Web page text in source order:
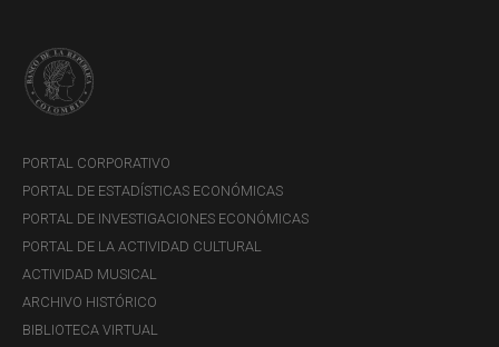
PORTAL CORPORATIVO
PORTAL DE ESTADÍSTICAS ECONÓMICAS
PORTAL DE INVESTIGACIONES ECONÓMICAS
PORTAL DE LA ACTIVIDAD CULTURAL
ACTIVIDAD MUSICAL
ARCHIVO HISTÓRICO
BIBLIOTECA VIRTUAL